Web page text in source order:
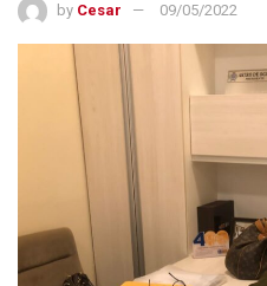
by Cesar 09/05/2022